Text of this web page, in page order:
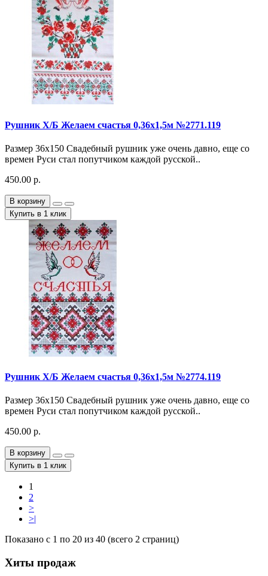
Рушник Х/Б Желаем счастья 0,36х1,5м №2771.119
Размер 36х150 Свадебный рушник уже очень давно, еще со
времен Руси стал попутчиком каждой русской..
450.00 р.
В корзину
Купить в 1 клик
Рушник Х/Б Желаем счастья 0,36х1,5м №2774.119
Размер 36х150 Свадебный рушник уже очень давно, еще со
времен Руси стал попутчиком каждой русской..
450.00 р.
В корзину
Купить в 1 клик
1
2
>
>|
Показано с 1 по 20 из 40 (всего 2 страниц)
Хиты продаж